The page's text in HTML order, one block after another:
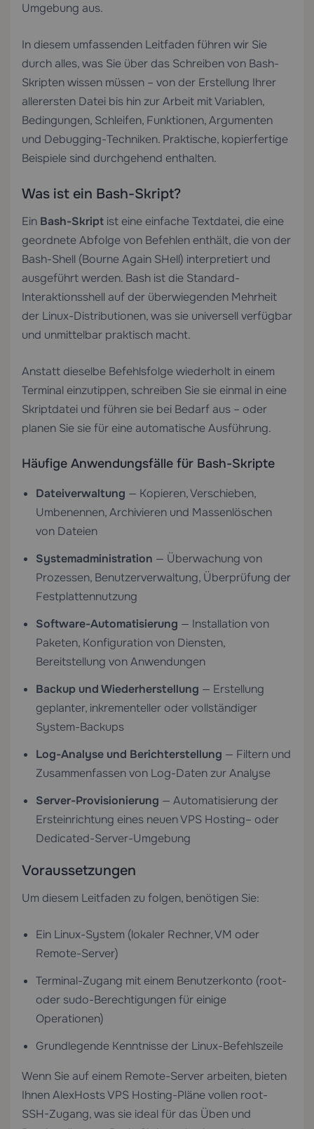
Umgebung aus.
In diesem umfassenden Leitfaden führen wir Sie
durch alles, was Sie über das Schreiben von Bash-
Skripten wissen müssen – von der Erstellung Ihrer
allerersten Datei bis hin zur Arbeit mit Variablen,
Bedingungen, Schleifen, Funktionen, Argumenten
und Debugging-Techniken. Praktische, kopierfertige
Beispiele sind durchgehend enthalten.
Was ist ein Bash-Skript?
Ein Bash-Skript ist eine einfache Textdatei, die eine
geordnete Abfolge von Befehlen enthält, die von der
Bash-Shell (Bourne Again SHell) interpretiert und
ausgeführt werden. Bash ist die Standard-
Interaktionsshell auf der überwiegenden Mehrheit
der Linux-Distributionen, was sie universell verfügbar
und unmittelbar praktisch macht.
Anstatt dieselbe Befehlsfolge wiederholt in einem
Terminal einzutippen, schreiben Sie sie einmal in eine
Skriptdatei und führen sie bei Bedarf aus – oder
planen Sie sie für eine automatische Ausführung.
Häufige Anwendungsfälle für Bash-Skripte
Dateiverwaltung — Kopieren, Verschieben,
Umbenennen, Archivieren und Massenlöschen
von Dateien
Systemadministration — Überwachung von
Prozessen, Benutzerverwaltung, Überprüfung der
Festplattennutzung
Software-Automatisierung — Installation von
Paketen, Konfiguration von Diensten,
Bereitstellung von Anwendungen
Backup und Wiederherstellung — Erstellung
geplanter, inkrementeller oder vollständiger
System-Backups
Log-Analyse und Berichterstellung — Filtern und
Zusammenfassen von Log-Daten zur Analyse
Server-Provisionierung — Automatisierung der
Ersteinrichtung eines neuenVPS Hosting– oder
Dedicated-Server-Umgebung
Voraussetzungen
Um diesem Leitfaden zu folgen, benötigen Sie:
Ein Linux-System (lokaler Rechner, VM oder
Remote-Server)
Terminal-Zugang mit einem Benutzerkonto (root-
oder sudo-Berechtigungen für einige
Operationen)
Grundlegende Kenntnisse der Linux-Befehlszeile
Wenn Sie auf einem Remote-Server arbeiten, bieten
Ihnen AlexHostsVPS Hosting-Pläne vollen root-
SSH-Zugang, was sie ideal für das Üben und